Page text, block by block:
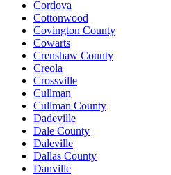
Cordova
Cottonwood
Covington County
Cowarts
Crenshaw County
Creola
Crossville
Cullman
Cullman County
Dadeville
Dale County
Daleville
Dallas County
Danville